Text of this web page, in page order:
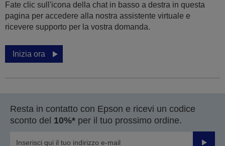
Fate clic sull'icona della chat in basso a destra in questa
pagina per accedere alla nostra assistente virtuale e
ricevere supporto per la vostra domanda.
Inizia ora
Resta in contatto con Epson e ricevi un codice
sconto del 10%* per il tuo prossimo ordine.